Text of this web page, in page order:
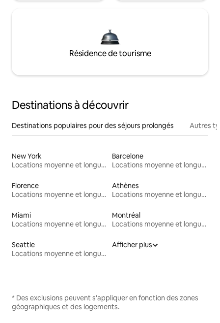
Résidence de tourisme
Destinations à découvrir
Destinations populaires pour des séjours prolongés Autres
New York
Locations moyenne et longue durée
Barcelone
Locations moyenne et longue durée
Florence
Locations moyenne et longue durée
Athènes
Locations moyenne et longue durée
Miami
Locations moyenne et longue durée
Montréal
Locations moyenne et longue durée
Seattle
Locations moyenne et longue durée
Afficher plus
* Des exclusions peuvent s'appliquer en fonction des zones
géographiques et des logements.